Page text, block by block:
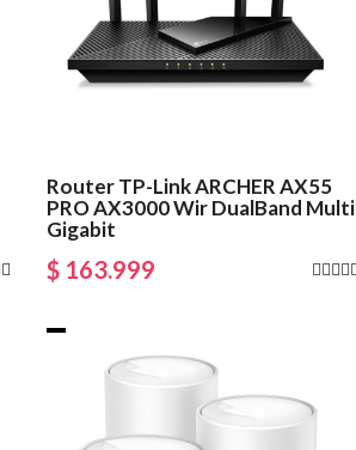
Router TP-Link ARCHER AX55
PRO AX3000 Wir DualBand Multi
Gigabit
$ 163.999